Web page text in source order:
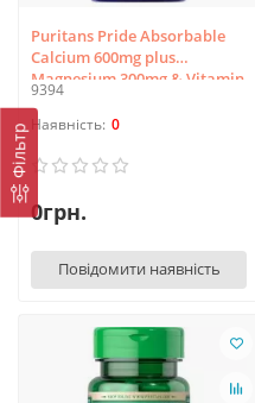
Фільтр
Puritans Pride Absorbable
Calcium 600mg plus
Magnesium 300mg & Vitamin
D 1000iu 60 Softgels
9394
0
0грн.
Повідомити наявність